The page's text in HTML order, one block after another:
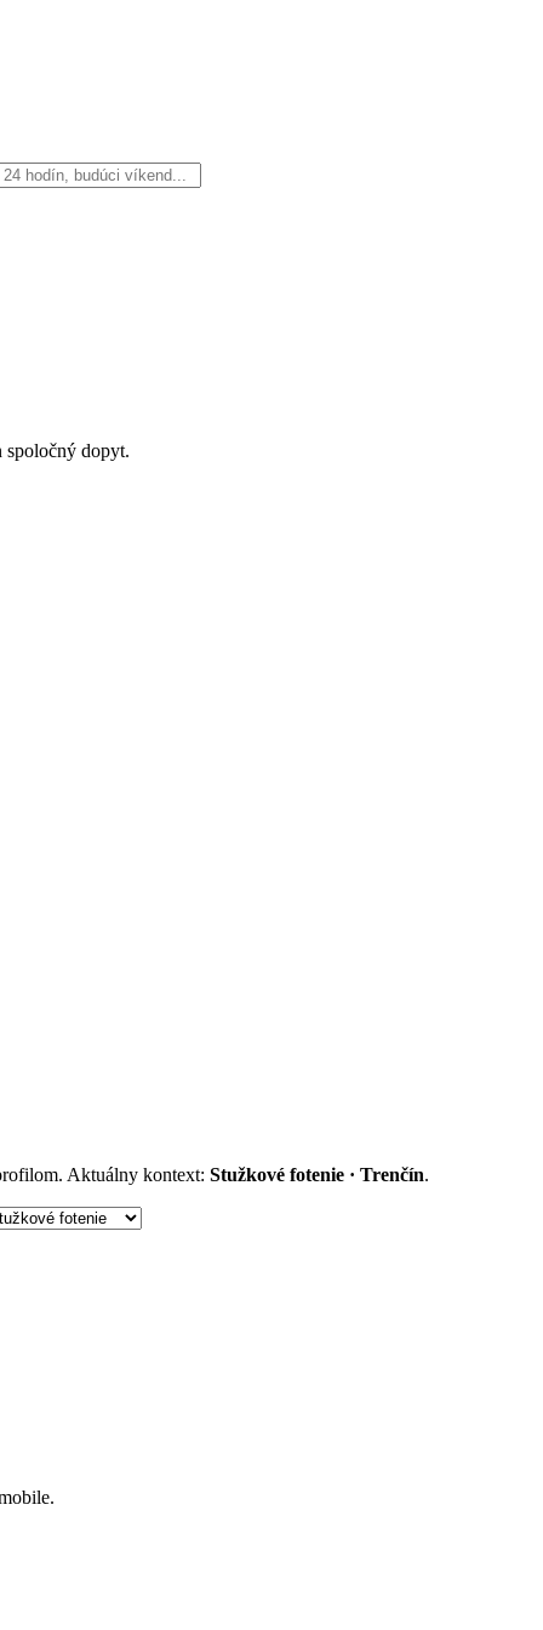
spoločný dopyt.
Aktuálny kontext: Stužkové fotenie · Trenčín.